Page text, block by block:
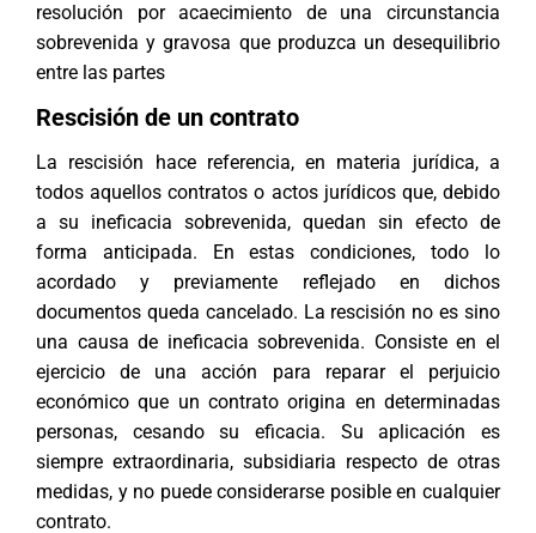
resolución por acaecimiento de una circunstancia
sobrevenida y gravosa que produzca un desequilibrio
entre las partes
Rescisión de un contrato
La rescisión hace referencia, en materia jurídica, a
todos aquellos contratos o actos jurídicos que, debido
a su ineficacia sobrevenida, quedan sin efecto de
forma anticipada. En estas condiciones, todo lo
acordado y previamente reflejado en dichos
documentos queda cancelado. La rescisión no es sino
una causa de ineficacia sobrevenida. Consiste en el
ejercicio de una acción para reparar el perjuicio
económico que un contrato origina en determinadas
personas, cesando su eficacia. Su aplicación es
siempre extraordinaria, subsidiaria respecto de otras
medidas, y no puede considerarse posible en cualquier
contrato.